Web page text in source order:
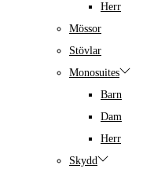
Herr
Mössor
Stövlar
Monosuites
Barn
Dam
Herr
Skydd